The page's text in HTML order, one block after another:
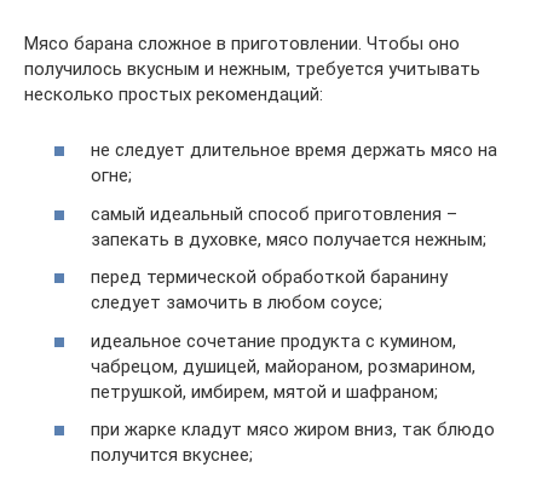
Мясо барана сложное в приготовлении. Чтобы оно
получилось вкусным и нежным, требуется учитывать
несколько простых рекомендаций:
не следует длительное время держать мясо на
огне;
самый идеальный способ приготовления –
запекать в духовке, мясо получается нежным;
перед термической обработкой баранину
следует замочить в любом соусе;
идеальное сочетание продукта с кумином,
чабрецом, душицей, майораном, розмарином,
петрушкой, имбирем, мятой и шафраном;
при жарке кладут мясо жиром вниз, так блюдо
получится вкуснее;